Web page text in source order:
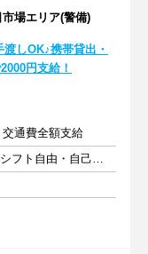
場エリア(警備)
渡しOK♪携帯貸出・
円支給！
交通費全額支給
週1日以上 1日1時間以上 シフト自由・自己申告